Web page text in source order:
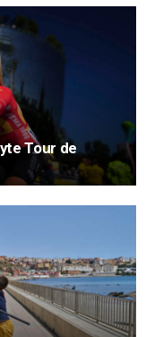
Tour de